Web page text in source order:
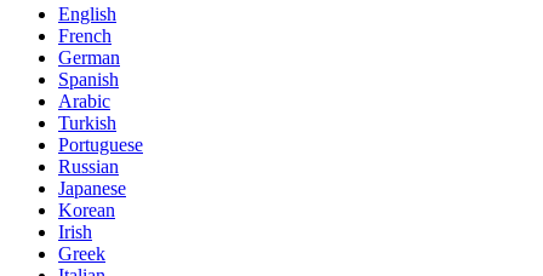
English
French
German
Spanish
Arabic
Turkish
Portuguese
Russian
Japanese
Korean
Irish
Greek